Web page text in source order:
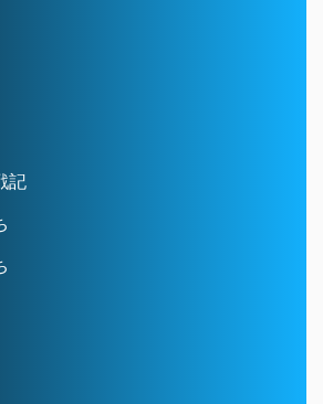
記